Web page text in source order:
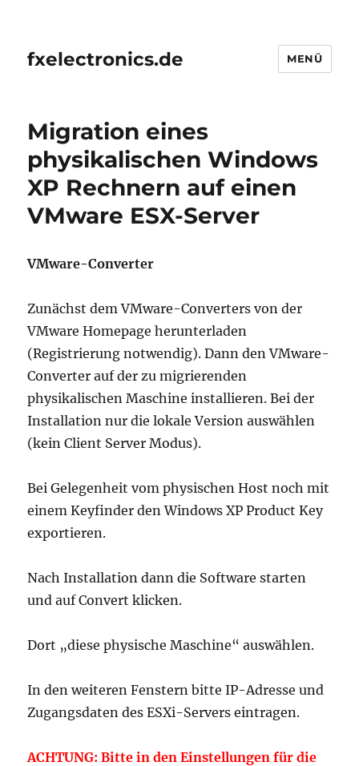
fxelectronics.de MENÜ
Migration eines
physikalischen Windows
XP Rechnern auf einen
VMware ESX-Server
VMware-Converter
Zunächst dem VMware-Converters von der
VMware Homepage herunterladen
(Registrierung notwendig). Dann den VMware-
Converter auf der zu migrierenden
physikalischen Maschine installieren. Bei der
Installation nur die lokale Version auswählen
(kein Client Server Modus).
Bei Gelegenheit vom physischen Host noch mit
einem Keyfinder den Windows XP Product Key
exportieren.
Nach Installation dann die Software starten
und auf Convert klicken.
Dort „diese physische Maschine“ auswählen.
In den weiteren Fenstern bitte IP-Adresse und
Zugangsdaten des ESXi-Servers eintragen.
ACHTUNG: Bitte in den Einstellungen für die